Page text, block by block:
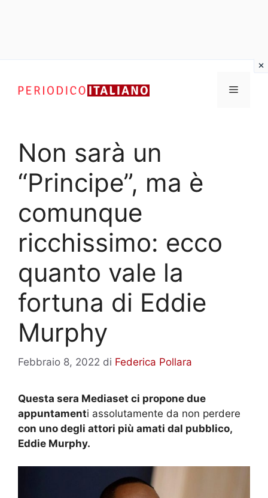
contenuto
Menu
Non sarà un
“Principe”, ma è
comunque
ricchissimo: ecco
quanto vale la
fortuna di Eddie
Murphy
Febbraio 8, 2022 di Federica Pollara
Questa sera Mediaset ci propone due
appuntamenti assolutamente da non perdere
con uno degli attori più amati dal pubblico,
Eddie Murphy.